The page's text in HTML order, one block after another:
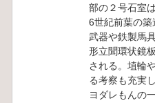
部の２号石室
6世紀前葉の
武器や鉄製馬
形立聞環状鏡
される。埴輪
る考察も充実
ヨダレもんの